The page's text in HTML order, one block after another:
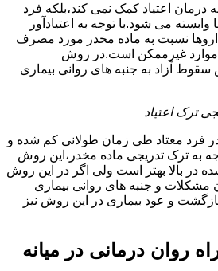
درمان اعتیاد کمک نمی کند،بلکه فرد
می شود.با توجه به اعتیادآور
داروها نسبت به ماده مخدر مورد مصرف
موارد غیرممکن است.در روش
آزاد به جنبه های روانی بیماری
ترک اعتیاد
فرد معتاد طی زمان طولانی کم شده و
به ترک تدریجی ماده مخدر،این روش
در بالا بهتر است ولی اگر در این روش
و جنبه های روانی بیماری
بازگشت و عود بیماری در این روش نیز
روان درمانی در میانه